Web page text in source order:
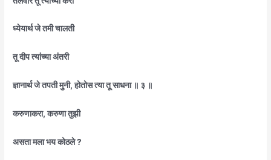
ध्येयार्थ जे तमी चालती
तू दीप त्यांच्या अंतरी
ज्ञानार्थ जे तपती मुनी, होतोस त्या तू साधना ॥ ३ ॥
करुणाकरा, करुणा तुझी
असता मला भय कोठले ?